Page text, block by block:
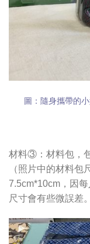
圖：隨身攜帶的
材料③：材料包，
（照片中的材料包
7.5cm*10cm，因
尺寸會有些微誤差